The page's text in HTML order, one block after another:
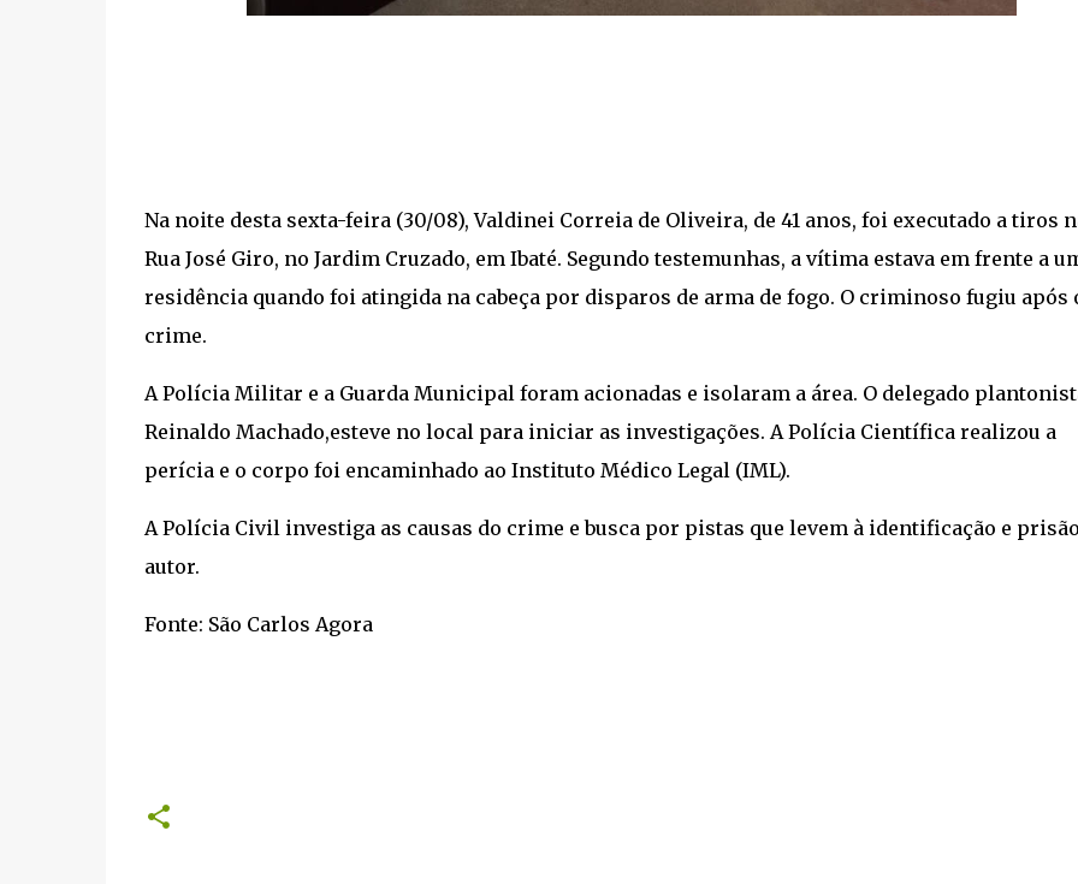
Na noite desta sexta-feira (30/08), Valdinei Correia de Oliveira, de 41 anos, foi executado a tiros
Rua José Giro, no Jardim Cruzado, em Ibaté. Segundo testemunhas, a vítima estava em frente a
residência quando foi atingida na cabeça por disparos de arma de fogo. O criminoso fugiu após
crime.
A Polícia Militar e a Guarda Municipal foram acionadas e isolaram a área. O delegado
Reinaldo Machado,esteve no local para iniciar as investigações. A Polícia Científica realizou a
perícia e o corpo foi encaminhado ao Instituto Médico Legal (IML).
A Polícia Civil investiga as causas do crime e busca por pistas que levem à identificação e
autor.
Fonte: São Carlos Agora